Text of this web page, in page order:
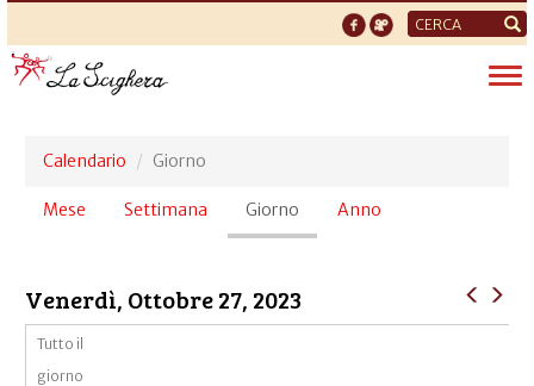
Form
di
ricerca
Calendario Giorno
Schede
Mese Settimana Giorno (scheda
attiva)
Anno
Venerdì, Ottobre 27, 2023
Tutto il
giorno